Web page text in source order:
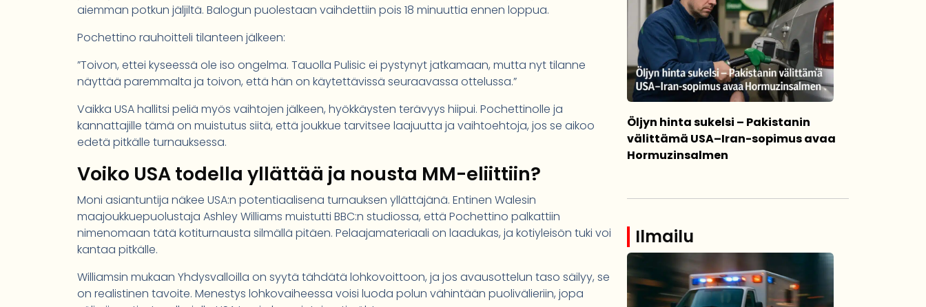
aiemman potkun jäljiltä. Balogun puolestaan vaihdettiin pois 18 minuuttia ennen loppua.
Pochettino rauhoitteli tilanteen jälkeen:
”Toivon, ettei kyseessä ole iso ongelma. Tauolla Pulisic ei pystynyt jatkamaan, mutta nyt tilanne
näyttää paremmalta ja toivon, että hän on käytettävissä seuraavassa ottelussa.”
Vaikka USA hallitsi peliä myös vaihtojen jälkeen, hyökkäysten terävyys hiipui. Pochettinolle ja
kannattajille tämä on muistutus siitä, että joukkue tarvitsee laajuutta ja vaihtoehtoja, jos se aikoo
edetä pitkälle turnauksessa.
Voiko USA todella yllättää ja nousta MM-eliittiin?
Moni asiantuntija näkee USA:n potentiaalisena turnauksen yllättäjänä. Entinen Walesin
maajoukkuepuolustaja Ashley Williams muistutti BBC:n studiossa, että Pochettino palkattiin
nimenomaan tätä kotiturnausta silmällä pitäen. Pelaajamateriaali on laadukas, ja kotiyleisön tuki voi
kantaa pitkälle.
Williamsin mukaan Yhdysvalloilla on syytä tähdätä lohkovoittoon, ja jos avausottelun taso säilyy, se
on realistinen tavoite. Menestys lohkovaiheessa voisi luoda polun vähintään puolivälieriin, jopa
Öljyn hinta sukelsi – Pakistanin
välittämä USA–Iran-sopimus avaa
Hormuzinsalmen
Ilmailu